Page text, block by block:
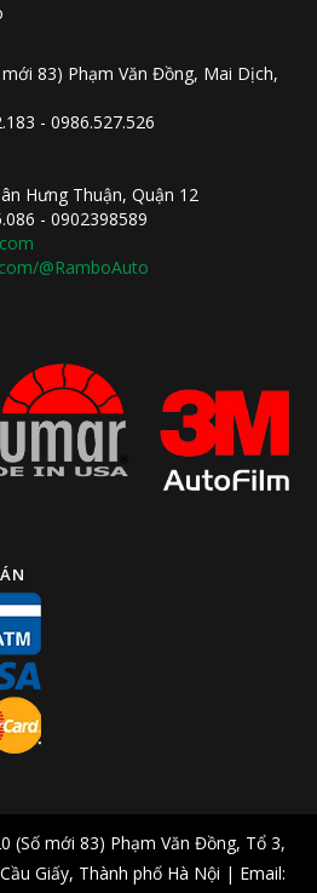
83) Phạm Văn Đồng, Mai Dịch,
- 0986.527.526
Hưng Thuận, Quận 12
- 0902398589
@RamboAuto
(Số mới 83) Phạm Văn Đồng, Tổ 3,
Giấy, Thành phố Hà Nội | Email: